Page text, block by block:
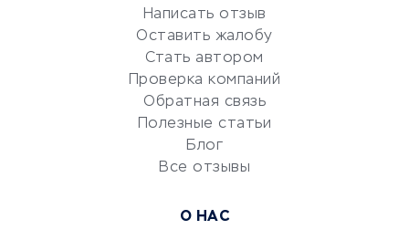
Репетиторство
Красота и здоровье
Сервисы по поиску работы
Сетевой маркетинг
УСЛУГИ ДЛЯ БИЗНЕСА
Написать отзыв
Оставить жалобу
Стать автором
Проверка компаний
Обратная связь
Полезные статьи
Блог
Все отзывы
О НАС